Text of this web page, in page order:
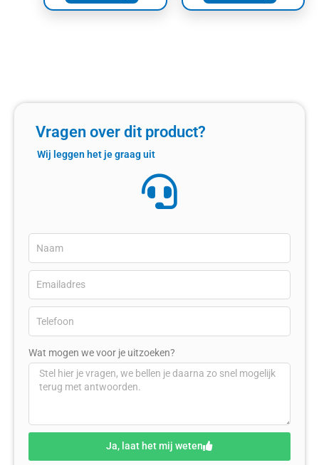
Vragen over dit product?
Wij leggen het je graag uit
Wat mogen we voor je uitzoeken?
Ja, laat het mij weten